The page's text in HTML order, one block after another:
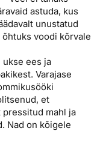
astuda, kus
unustatud
voodi kõrvale
ees ja
Varajase
et
mahl ja
Nad on kõigele